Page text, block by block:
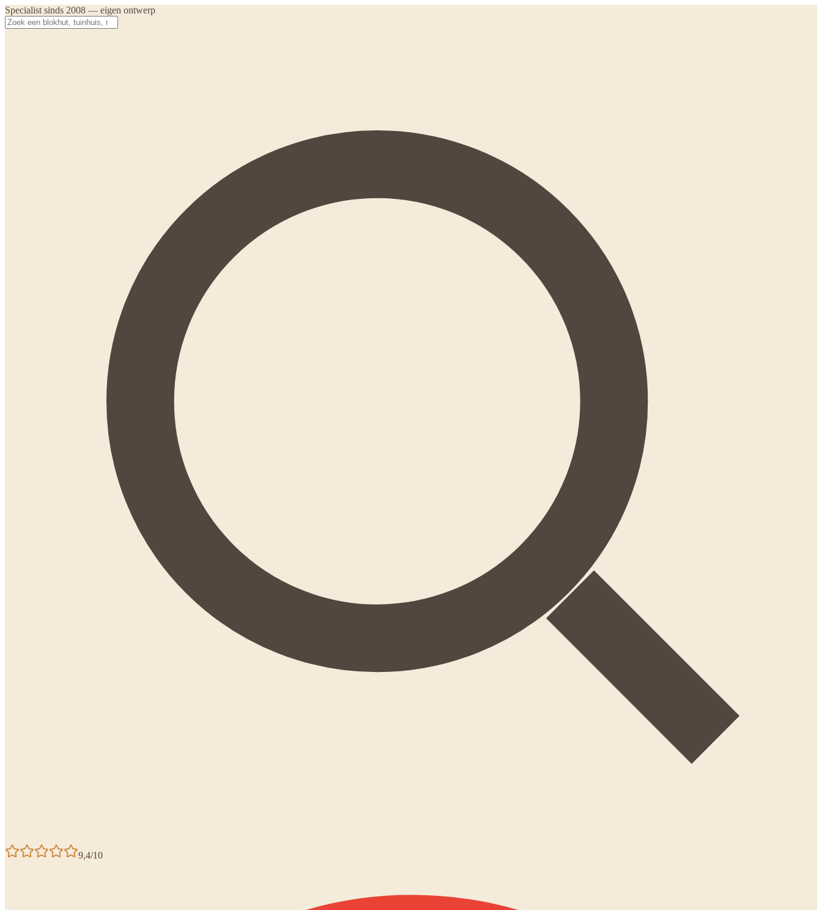
Specialist sinds 2008 — eigen ontwerp
9,4/10